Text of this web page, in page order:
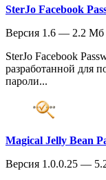
SterJo Facebook
Версия 1.6 — 2.2 Мб
SterJo Facebook
разработанной для
пароли...
Magical Jelly Bean
Версия 1.0.0.25 —